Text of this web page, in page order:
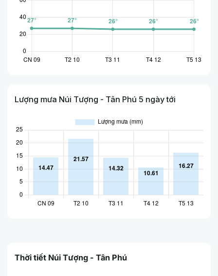
Lượng mưa Núi Tượng - Tân Phú 5 ngày tới
Thời tiết Núi Tượng - Tân Phú